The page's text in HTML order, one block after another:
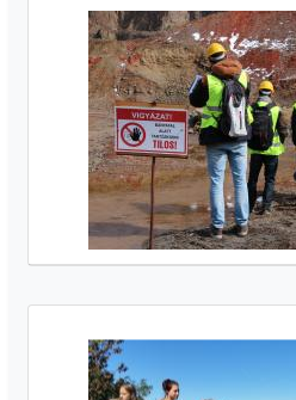
Médiatár